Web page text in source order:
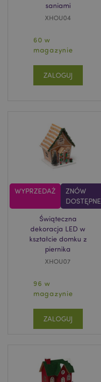
saniami
XHOU04
60 w
magazynie
ZALOGUJ
WYPRZEDAŻ
ZNÓW
DOSTĘPNE
Świąteczna
dekoracja LED w
kształcie domku z
piernika
XHOU07
96 w
magazynie
ZALOGUJ